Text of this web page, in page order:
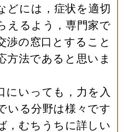
どには，症状を適切
えるよう，専門家で
渉の窓口とすること
方法であると思いま
にいっても，力を入
いる分野は様々です
，むちうちに詳しい